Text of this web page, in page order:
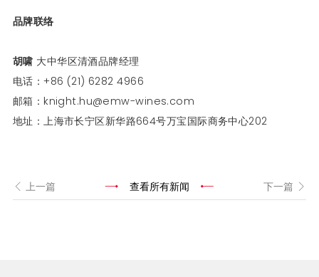
品牌联络
胡啸 大中华区清酒品牌经理
电话：+86 (21) 6282 4966
邮箱：knight.hu@emw-wines.com
地址：上海市长宁区新华路664号万宝国际商务中心202
上一篇 查看所有新闻 下一篇